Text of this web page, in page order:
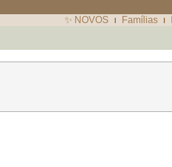
✨ NOVOS Famílias